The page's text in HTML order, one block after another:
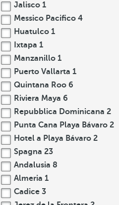
Jalisco 1
Messico Pacifico 4
Huatulco 1
Ixtapa 1
Manzanillo 1
Puerto Vallarta 1
Quintana Roo 6
Riviera Maya 6
Repubblica Dominicana 2
Punta Cana Playa Bávaro 2
Hotel a Playa Bávaro 2
Spagna 23
Andalusia 8
Almeria 1
Cadice 3